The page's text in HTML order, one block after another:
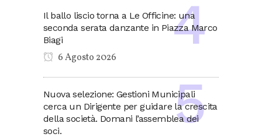
Il ballo liscio torna a Le Officine: una
seconda serata danzante in Piazza Marco
Biagi
6 Agosto 2026
Nuova selezione: Gestioni Municipali
cerca un Dirigente per guidare la crescita
della società. Domani l’assemblea dei
soci.